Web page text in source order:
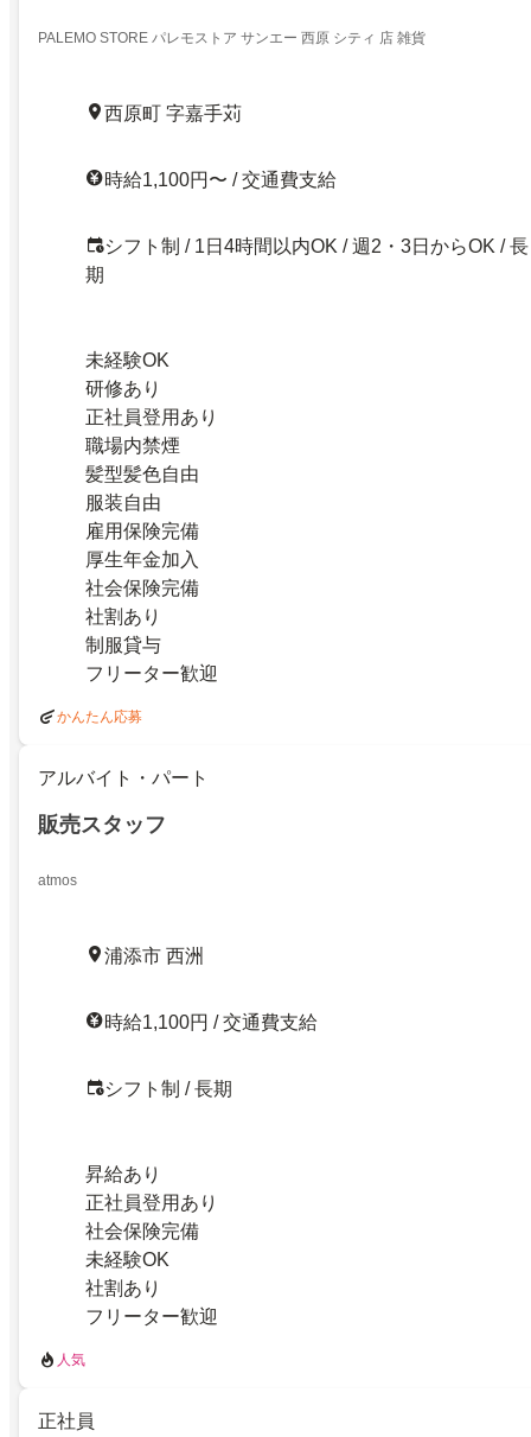
PALEMO STORE パレモストア サンエー 西原 シティ 店 雑貨
西原町 字嘉手苅
時給1,100円〜 / 交通費支給
シフト制 / 1日4時間以内OK / 週2・3日からOK / 長
期
未経験OK
研修あり
正社員登用あり
職場内禁煙
髪型髪色自由
服装自由
雇用保険完備
厚生年金加入
社会保険完備
社割あり
制服貸与
フリーター歓迎
かんたん応募
アルバイト・パート
販売スタッフ
atmos
浦添市 西洲
時給1,100円 / 交通費支給
シフト制 / 長期
昇給あり
正社員登用あり
社会保険完備
未経験OK
社割あり
フリーター歓迎
人気
正社員